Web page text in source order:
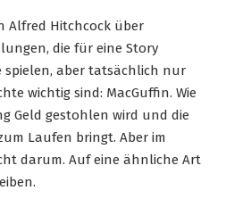
Alfred Hitchcock über
die für eine Story
spielen, aber tatsächlich nur
wichtig sind: MacGuffin. Wie
Geld gestohlen wird und die
Laufen bringt. Aber im
darum. Auf eine ähnliche Art